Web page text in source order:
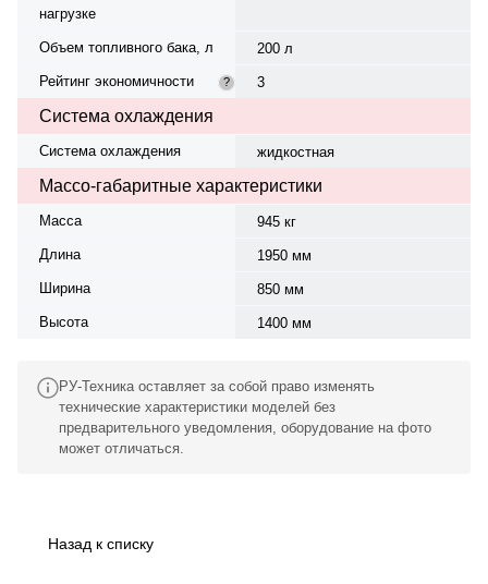
нагрузке
Объем топливного бака, л
200 л
Рейтинг экономичности
? 3
Система охлаждения
Система охлаждения жидкостная
Массо-габаритные характеристики
Масса
945 кг
Длина
1950 мм
Ширина
850 мм
Высота
1400 мм
РУ-Техника оставляет за собой право изменять
технические характеристики моделей без
предварительного уведомления, оборудование на фото
может отличаться.
Назад к списку